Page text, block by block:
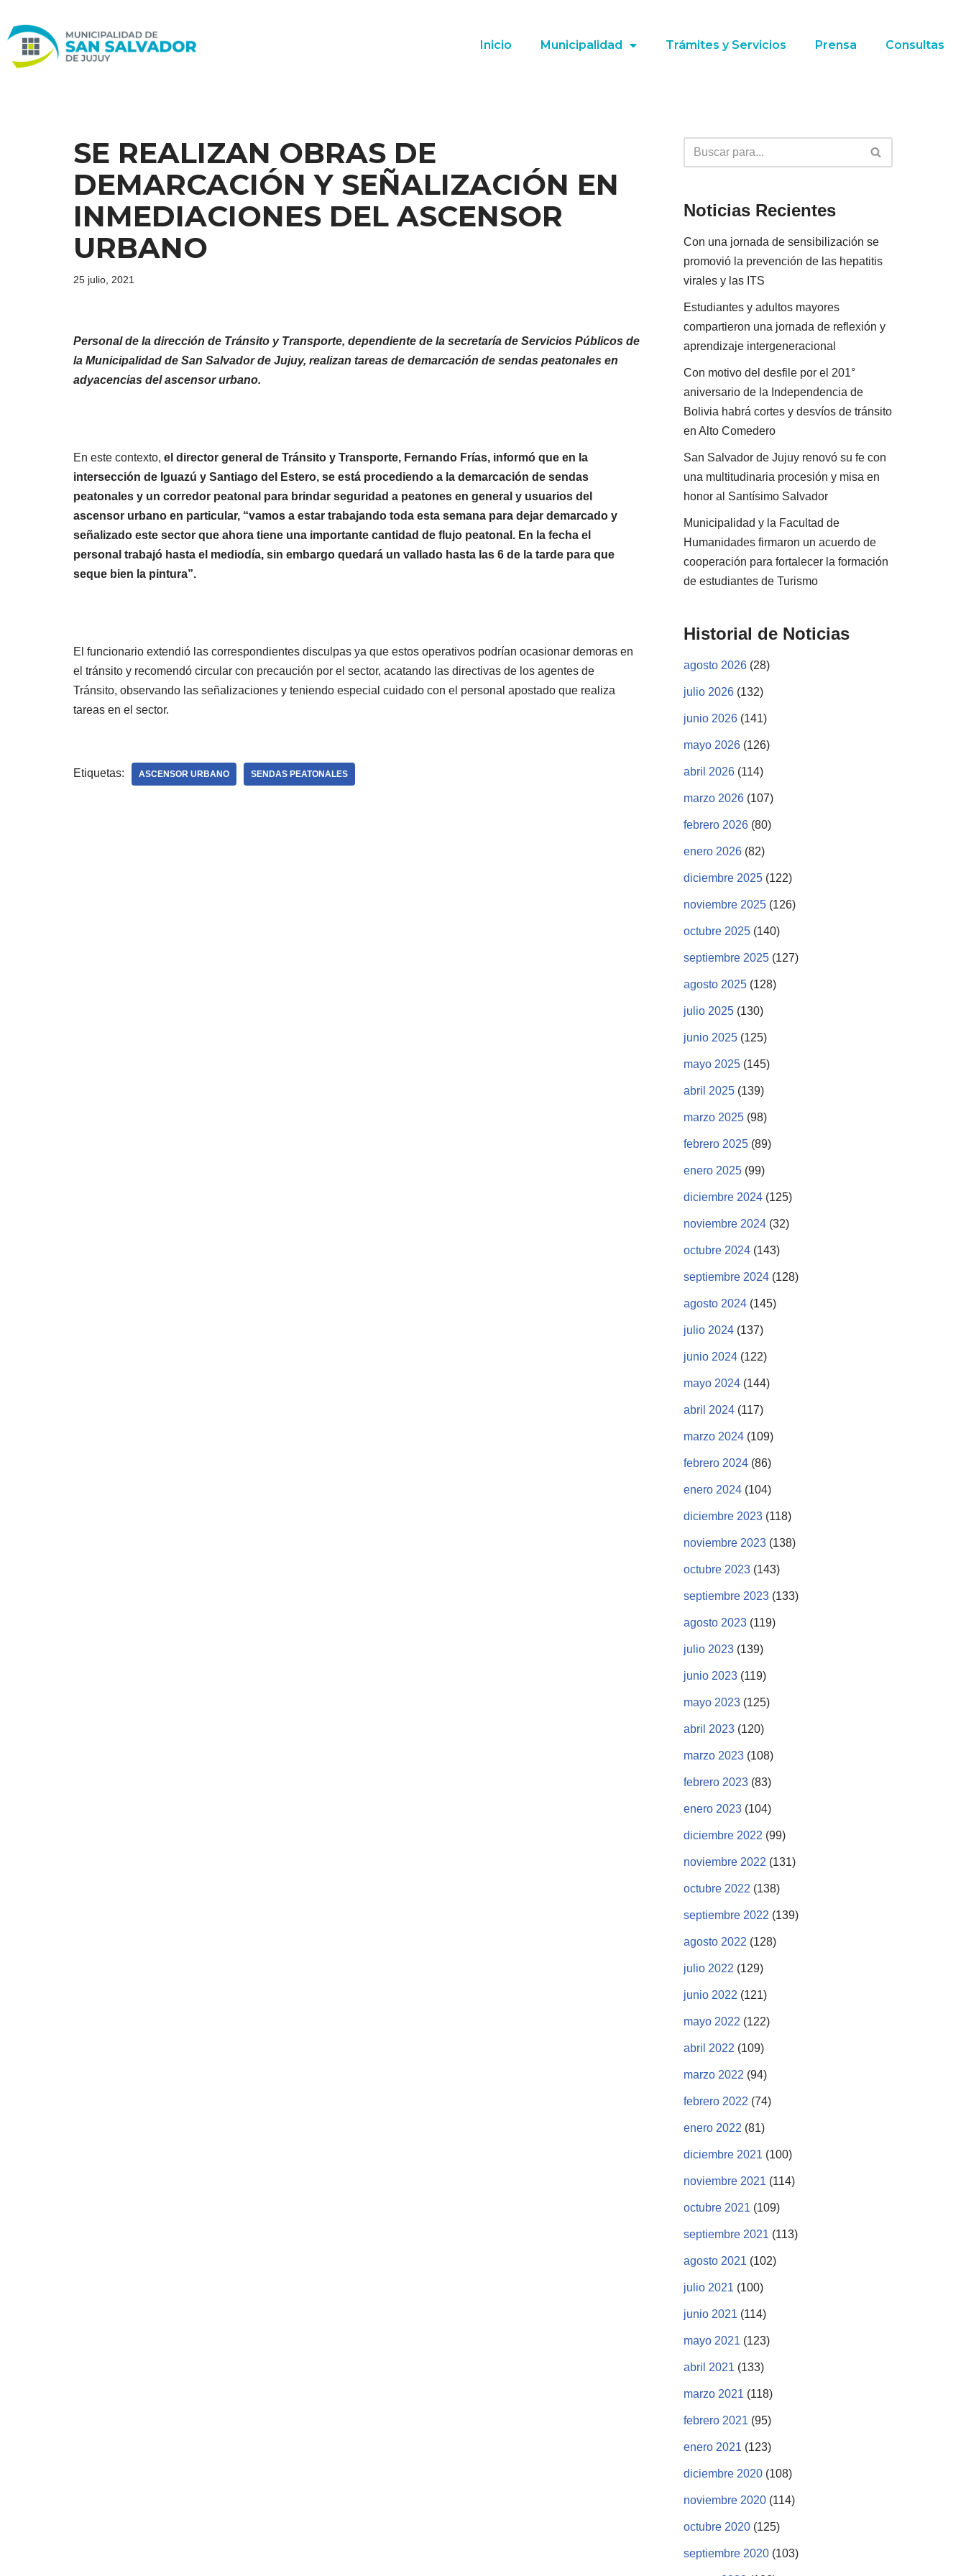
Ir
al
Inicio Municipalidad Trámites y Servicios Prensa Consultas
SE REALIZAN OBRAS DE
DEMARCACIÓN Y SEÑALIZACIÓN EN
INMEDIACIONES DEL ASCENSOR
URBANO
25 julio, 2021
Personal de la dirección de Tránsito y Transporte, dependiente de la secretaría de Servicios Públicos de
la Municipalidad de San Salvador de Jujuy, realizan tareas de demarcación de sendas peatonales en
adyacencias del ascensor urbano.
En este contexto, el director general de Tránsito y Transporte, Fernando Frías, informó que en la
intersección de Iguazú y Santiago del Estero, se está procediendo a la demarcación de sendas
peatonales y un corredor peatonal para brindar seguridad a peatones en general y usuarios del
ascensor urbano en particular, “vamos a estar trabajando toda esta semana para dejar demarcado y
señalizado este sector que ahora tiene una importante cantidad de flujo peatonal. En la fecha el
personal trabajó hasta el mediodía, sin embargo quedará un vallado hasta las 6 de la tarde para que
seque bien la pintura”.
El funcionario extendió las correspondientes disculpas ya que estos operativos podrían ocasionar demoras en
el tránsito y recomendó circular con precaución por el sector, acatando las directivas de los agentes de
Tránsito, observando las señalizaciones y teniendo especial cuidado con el personal apostado que realiza
tareas en el sector.
Etiquetas: ASCENSOR URBANO SENDAS PEATONALES
Noticias Recientes
Con una jornada de sensibilización se
promovió la prevención de las hepatitis
virales y las ITS
Estudiantes y adultos mayores
compartieron una jornada de reflexión y
aprendizaje intergeneracional
Con motivo del desfile por el 201°
aniversario de la Independencia de
Bolivia habrá cortes y desvíos de tránsito
en Alto Comedero
San Salvador de Jujuy renovó su fe con
una multitudinaria procesión y misa en
honor al Santísimo Salvador
Municipalidad y la Facultad de
Humanidades firmaron un acuerdo de
cooperación para fortalecer la formación
de estudiantes de Turismo
Historial de Noticias
agosto 2026 (28)
julio 2026 (132)
junio 2026 (141)
mayo 2026 (126)
abril 2026 (114)
marzo 2026 (107)
febrero 2026 (80)
enero 2026 (82)
diciembre 2025 (122)
noviembre 2025 (126)
octubre 2025 (140)
septiembre 2025 (127)
agosto 2025 (128)
julio 2025 (130)
junio 2025 (125)
mayo 2025 (145)
abril 2025 (139)
marzo 2025 (98)
febrero 2025 (89)
enero 2025 (99)
diciembre 2024 (125)
noviembre 2024 (32)
octubre 2024 (143)
septiembre 2024 (128)
agosto 2024 (145)
julio 2024 (137)
junio 2024 (122)
mayo 2024 (144)
abril 2024 (117)
marzo 2024 (109)
febrero 2024 (86)
enero 2024 (104)
diciembre 2023 (118)
noviembre 2023 (138)
octubre 2023 (143)
septiembre 2023 (133)
agosto 2023 (119)
julio 2023 (139)
junio 2023 (119)
mayo 2023 (125)
abril 2023 (120)
marzo 2023 (108)
febrero 2023 (83)
enero 2023 (104)
diciembre 2022 (99)
noviembre 2022 (131)
octubre 2022 (138)
septiembre 2022 (139)
agosto 2022 (128)
julio 2022 (129)
junio 2022 (121)
mayo 2022 (122)
abril 2022 (109)
marzo 2022 (94)
febrero 2022 (74)
enero 2022 (81)
diciembre 2021 (100)
noviembre 2021 (114)
octubre 2021 (109)
septiembre 2021 (113)
agosto 2021 (102)
julio 2021 (100)
junio 2021 (114)
mayo 2021 (123)
abril 2021 (133)
marzo 2021 (118)
febrero 2021 (95)
enero 2021 (123)
diciembre 2020 (108)
noviembre 2020 (114)
octubre 2020 (125)
septiembre 2020 (103)